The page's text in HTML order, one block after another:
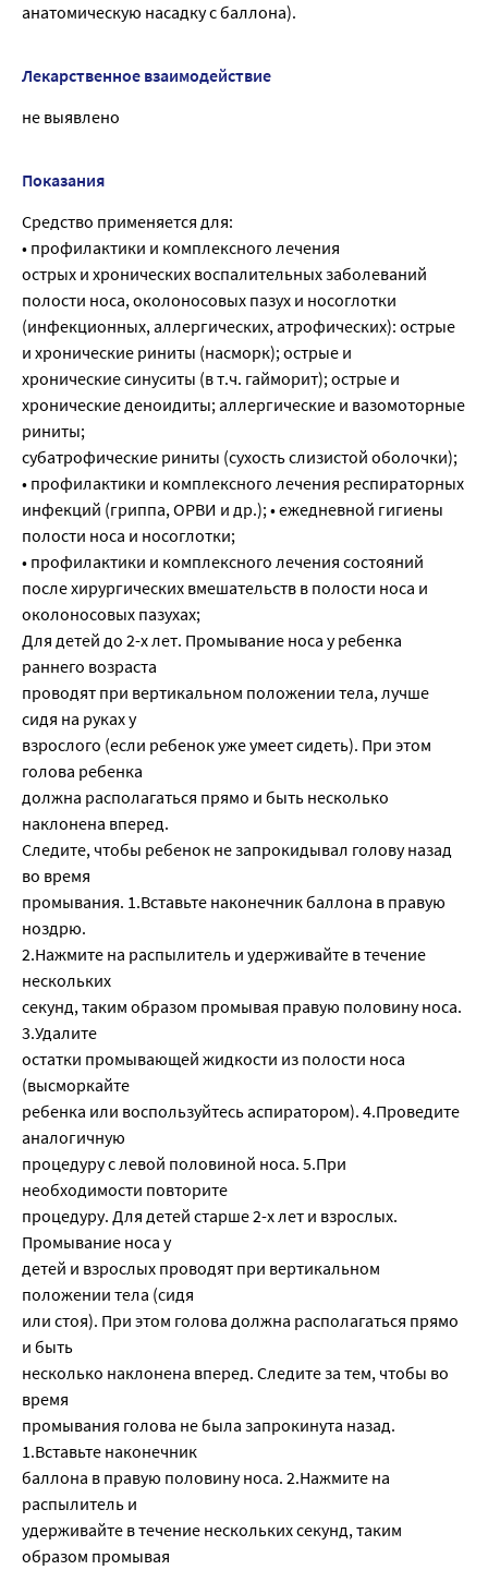
анатомическую насадку с баллона).
Лекарственное взаимодействие
не выявлено
Показания
Средство применяется для:
• профилактики и комплексного лечения
острых и хронических воспалительных заболеваний
полости носа, околоносовых пазух и носоглотки
(инфекционных, аллергических, атрофических): острые
и хронические риниты (насморк); острые и
хронические синуситы (в т.ч. гайморит); острые и
хронические деноидиты; аллергические и вазомоторные
риниты;
субатрофические риниты (сухость слизистой оболочки);
• профилактики и комплексного лечения респираторных
инфекций (гриппа, ОРВИ и др.); • ежедневной гигиены
полости носа и носоглотки;
• профилактики и комплексного лечения состояний
после хирургических вмешательств в полости носа и
околоносовых пазухах;
Для детей до 2-х лет. Промывание носа у ребенка
раннего возраста
проводят при вертикальном положении тела, лучше
сидя на руках у
взрослого (если ребенок уже умеет сидеть). При этом
голова ребенка
должна располагаться прямо и быть несколько
наклонена вперед.
Следите, чтобы ребенок не запрокидывал голову назад
во время
промывания. 1.Вставьте наконечник баллона в правую
ноздрю.
2.Нажмите на распылитель и удерживайте в течение
нескольких
секунд, таким образом промывая правую половину носа.
3.Удалите
остатки промывающей жидкости из полости носа
(высморкайте
ребенка или воспользуйтесь аспиратором). 4.Проведите
аналогичную
процедуру с левой половиной носа. 5.При
необходимости повторите
процедуру. Для детей старше 2-х лет и взрослых.
Промывание носа у
детей и взрослых проводят при вертикальном
положении тела (сидя
или стоя). При этом голова должна располагаться прямо
и быть
несколько наклонена вперед. Следите за тем, чтобы во
время
промывания голова не была запрокинута назад.
1.Вставьте наконечник
баллона в правую половину носа. 2.Нажмите на
распылитель и
удерживайте в течение нескольких секунд, таким
образом промывая